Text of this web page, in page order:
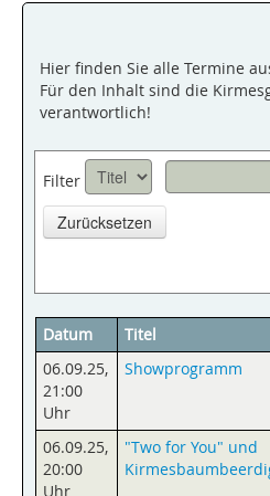
Hier finden Sie alle Termine
Für den Inhalt sind die
verantwortlich!
Filter
Zurücksetzen
Datum Titel
06.09.25,
21:00
Uhr
Showprogramm
06.09.25,
20:00
Uhr
"Two for You" und